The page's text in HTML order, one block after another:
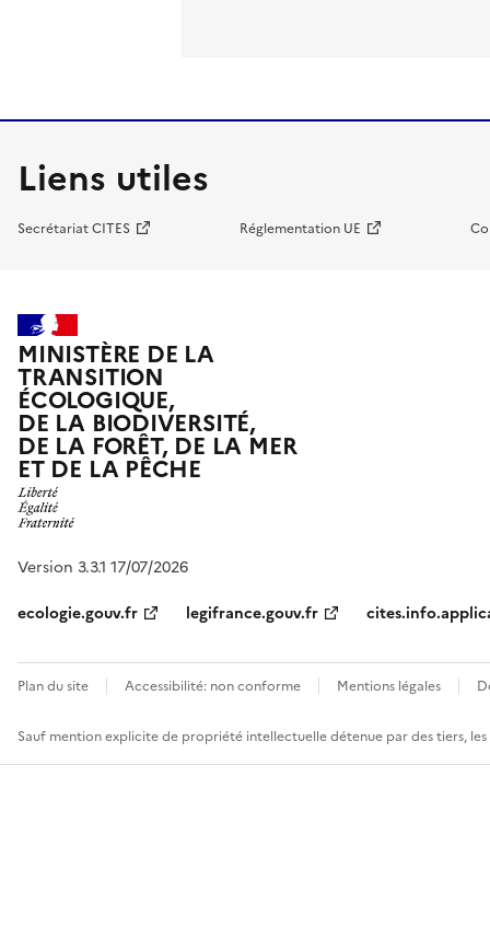
Liens utiles
Secrétariat CITES Réglementation UE
MINISTÈRE DE LA
TRANSITION
ÉCOLOGIQUE,
DE LA BIODIVERSITÉ,
DE LA FORÊT, DE LA MER
ET DE LA PÊCHE
Version 3.3.1 17/07/2026
ecologie.gouv.fr
legifrance.gouv.fr
Plan du site Accessibilité: non conforme Mentions légales
Sauf mention explicite de propriété intellectuelle détenue par des tiers,